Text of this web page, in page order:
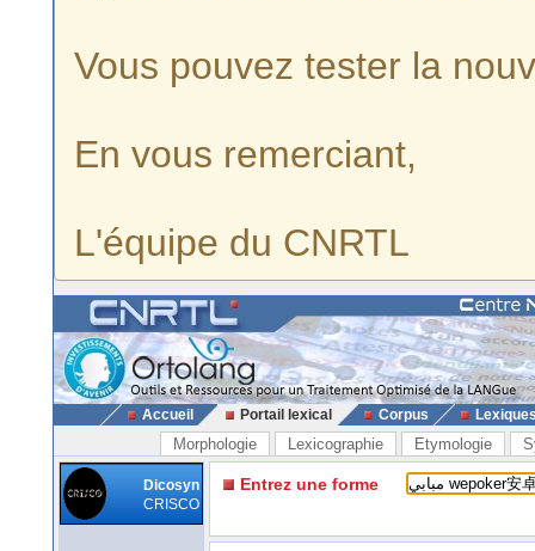
Vous pouvez tester la
En vous remerciant,
L'équipe du CNRTL
Accueil Portail lexical Corpus
Morphologie Lexicographie Etymologie
Dicosyn
CRISCO
Entrez une forme